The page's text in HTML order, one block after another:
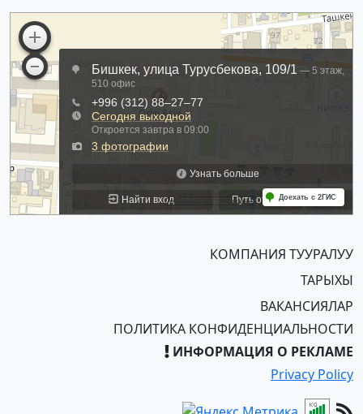
КОМПАНИЯ ТУУРАЛУУ
ТАРЫХЫ
ВАКАНСИЯЛАР
ПОЛИТИКА КОНФИДЕНЦИАЛЬНОСТИ
ИНФОРМАЦИЯ О РЕКЛАМЕ
Privacy Policy